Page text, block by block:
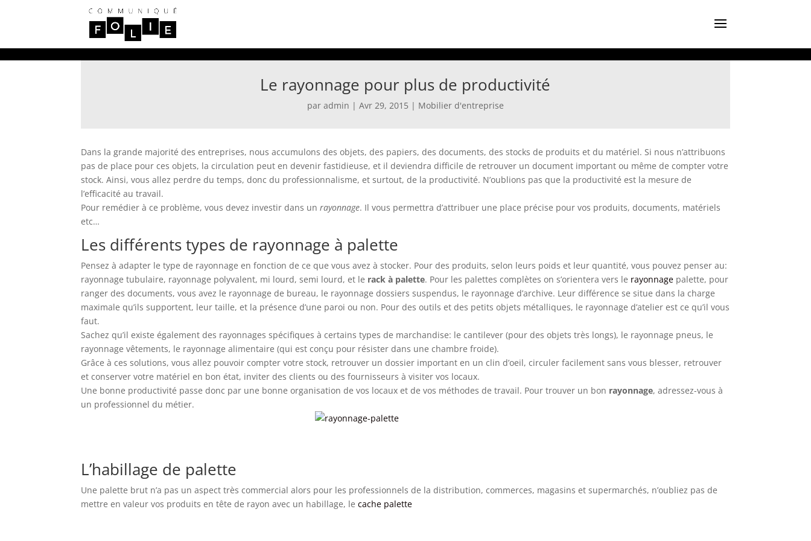
Le rayonnage pour plus de productivité
par admin | Avr 29, 2015 | Mobilier d'entreprise
Dans la grande majorité des entreprises, nous accumulons des objets, des papiers, des documents, des stocks de produits et du matériel. Si nous n’attribuons
pas de place pour ces objets, la circulation peut en devenir fastidieuse, et il deviendra difficile de retrouver un document important ou même de compter votre
stock. Ainsi, vous allez perdre du temps, donc du professionnalisme, et surtout, de la productivité. N’oublions pas que la productivité est la mesure de
l’efficacité au travail.
Pour remédier à ce problème, vous devez investir dans unrayonnage. Il vous permettra d’attribuer une place précise pour vos produits, documents, matériels
etc…
Les différents types de rayonnage à palette
Pensez à adapter le type de rayonnage en fonction de ce que vous avez à stocker. Pour des produits, selon leurs poids et leur quantité, vous pouvez penser au:
rayonnage tubulaire, rayonnage polyvalent, mi lourd, semi lourd, et le rack à palette. Pour les palettes complètes on s’orientera vers le rayonnage palette, pour
ranger des documents, vous avez le rayonnage de bureau, le rayonnage dossiers suspendus, le rayonnage d’archive. Leur différence se situe dans la charge
maximale qu’ils supportent, leur taille, et la présence d’une paroi ou non. Pour des outils et des petits objets métalliques, le rayonnage d’atelier est ce qu’il vous
faut.
Sachez qu’il existe également des rayonnages spécifiques à certains types de marchandise: le cantilever (pour des objets très longs), le rayonnage pneus, le
rayonnage vêtements, le rayonnage alimentaire (qui est conçu pour résister dans une chambre froide).
Grâce à ces solutions, vous allez pouvoir compter votre stock, retrouver un dossier important en un clin d’oeil, circuler facilement sans vous blesser, retrouver
et conserver votre matériel en bon état, inviter des clients ou des fournisseurs à visiter vos locaux.
Une bonne productivité passe donc par une bonne organisation de vos locaux et de vos méthodes de travail. Pour trouver un bon rayonnage, adressez-vous à
un professionnel du métier.
L’habillage de palette
Une palette brut n’a pas un aspect très commercial alors pour les professionnels de la distribution, commerces, magasins et supermarchés, n’oubliez pas de
mettre en valeur vos produits en tête de rayon avec un habillage, lecache palette